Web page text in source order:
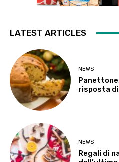
LATEST ARTICLES
NEWS
risposta di
NEWS
Regali di